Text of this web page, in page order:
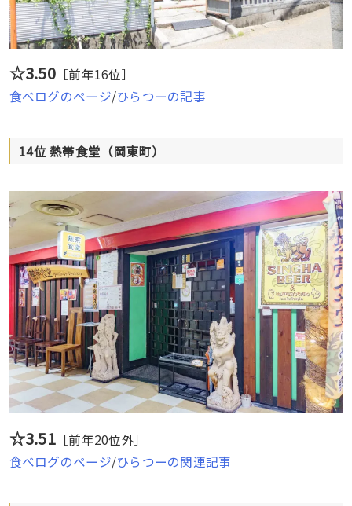
☆3.50 ［前年16位］
食べログのページ/ひらつーの記事
14位 熱帯食堂（岡東町）
☆3.51 ［前年20位外］
食べログのページ/ひらつーの関連記事